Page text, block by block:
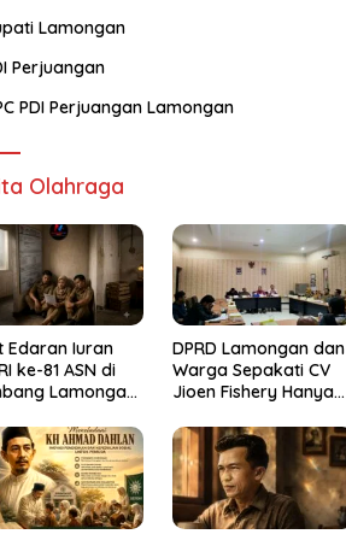
Lamongan
Perjuangan
PDI Perjuangan Lamongan
Olahraga
Edaran Iuran
ke-81 ASN di
Lamongan
DPRD Lamongan dan
Warga Sepakati CV
Jioen Fishery Hanya
Cold Storage